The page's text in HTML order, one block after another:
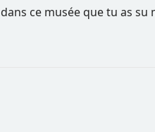
ce musée que tu as su